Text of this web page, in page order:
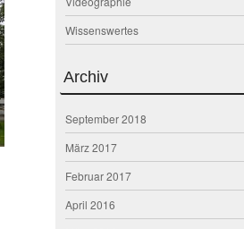
Wissenswertes
Archiv
September 2018
März 2017
Februar 2017
April 2016